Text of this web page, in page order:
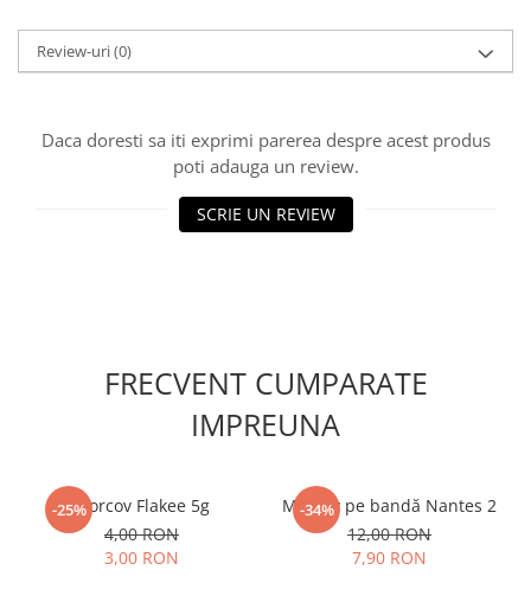
Casa, Gradina
Accesorii agricole
Accesorii irigat
Araci/ Suporti plante
Candele / Rezerve / Lumanari
Echipament protectie gradina
Motofierastrau / Drujba
Pila motofierastrau / drujba
Review-uri(0)
Daca doresti sa iti exprimi parerea despre acest produs
poti adauga un review.
SCRIE UN REVIEW
FRECVENT CUMPARATE
IMPREUNA
-25%Morcov Flakee 5g
4,00 RON
3,00 RON
-34%
Morcov pe bandă Nantes 2
12,00 RON
7,90 RON